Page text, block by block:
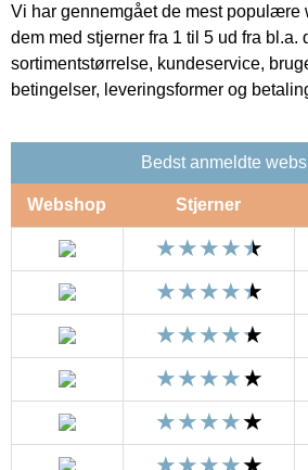
Vi har gennemgået de mest populære
dem med stjerner fra 1 til 5 ud fra bl.a.
sortimentstørrelse, kundeservice,
betingelser, leveringsformer og
Bedst anmeldte
Webshop Stjerner